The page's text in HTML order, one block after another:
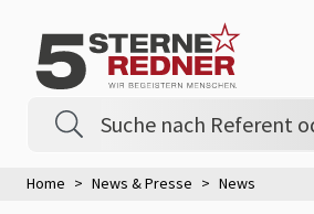
Home News & Presse News